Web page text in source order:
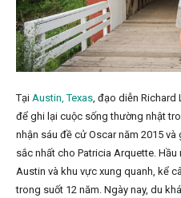
Tại Austin, Texas, đạo diễn Richard
để ghi lại cuộc sống thường nhật
nhận sáu đề cử Oscar năm 2015
sắc nhất cho Patricia Arquette.
Austin và khu vực xung quanh, kể
trong suốt 12 năm. Ngày nay, du